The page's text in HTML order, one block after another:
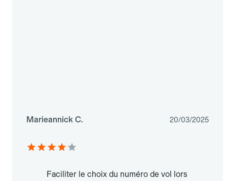
Marieannick C. 20/03/2025
Faciliter le choix du numéro de vol lors